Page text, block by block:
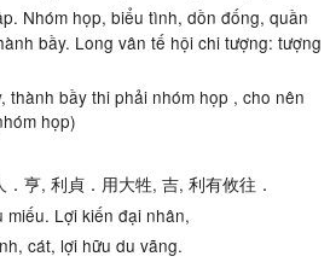
Nhóm họp, biểu tình, dồn đống, quần
bầy. Long vân tế hội chi tượng: tượng
thành bầy thi phải nhóm họp , cho nên
họp)
亨, 利貞．用大牲, 吉, 利有攸往．
Lợi kiến đại nhân,
cát, lợi hữu du vãng.